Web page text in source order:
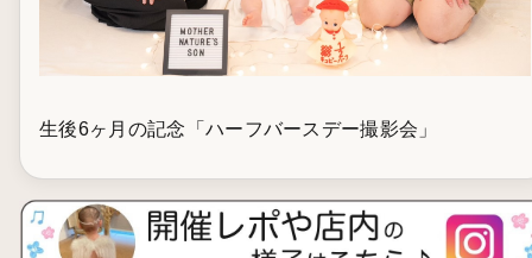
生後6ヶ月の記念「ハーフバースデー撮影会」